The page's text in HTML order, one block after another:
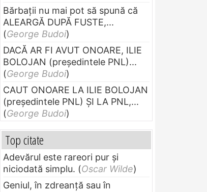
Bărbaţii nu mai pot să spună că
ALEARGĂ DUPĂ FUSTE,...
(George Budoi)
DACĂ AR FI AVUT ONOARE, ILIE
BOLOJAN (preşedintele PNL)...
(George Budoi)
CAUT ONOARE LA ILIE BOLOJAN
(preşedintele PNL) ŞI LA PNL,...
(George Budoi)
Top citate
Adevărul este rareori pur și
niciodată simplu. (Oscar Wilde)
Geniul, în zdreanţă sau în